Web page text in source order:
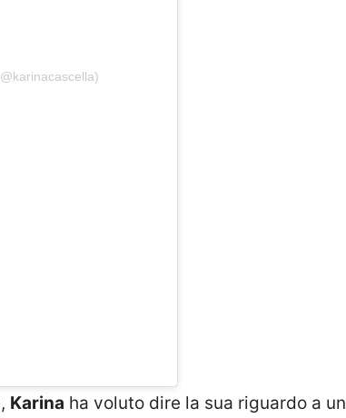
Karina ha voluto dire la sua riguardo a un